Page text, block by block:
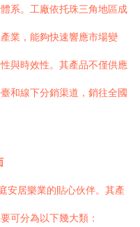
系。工廠依托珠三角地區成
業，能夠快速響應市場變
與時效性。其產品不僅供應
和線下分銷渠道，銷往全國
安居樂業的貼心伙伴。其產
可分為以下幾大類：